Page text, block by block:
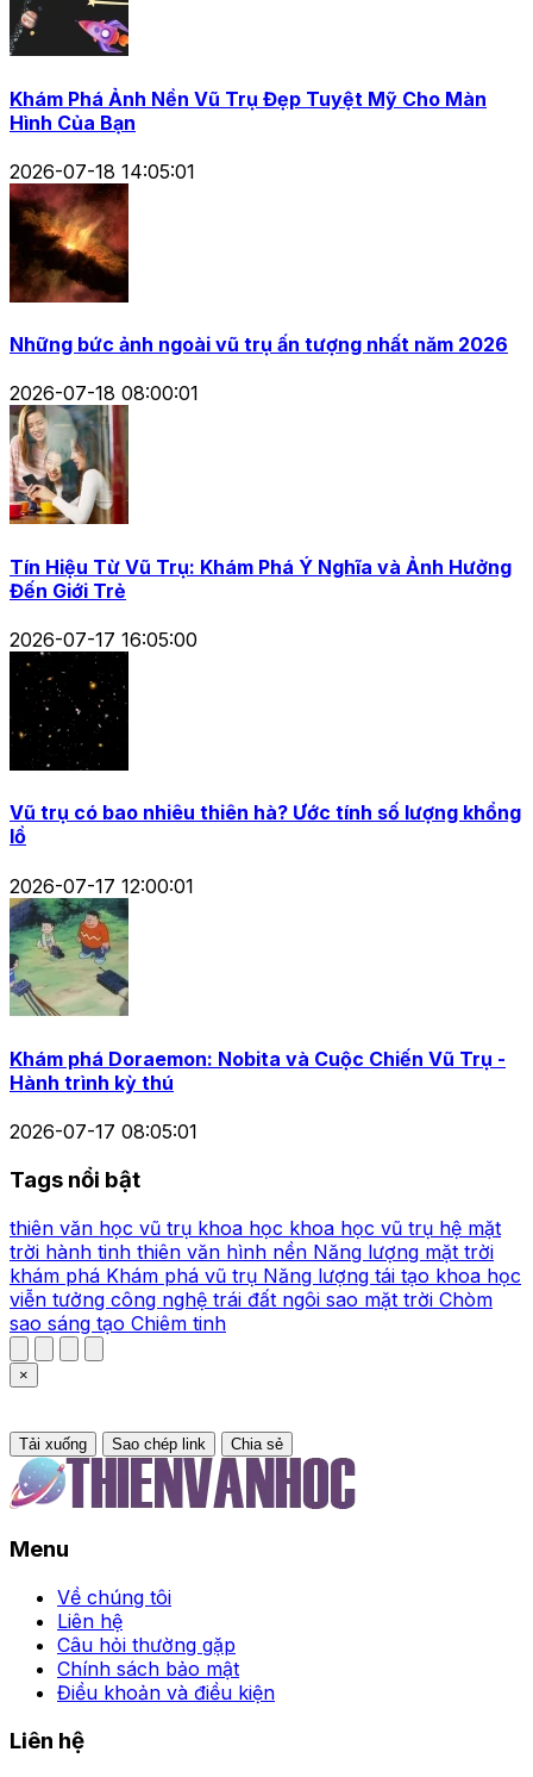
Khám Phá Ảnh Nền Vũ Trụ Đẹp Tuyệt Mỹ Cho Màn
Hình Của Bạn
2026-07-18 14:05:01
Những bức ảnh ngoài vũ trụ ấn tượng nhất năm 2026
2026-07-18 08:00:01
Tín Hiệu Từ Vũ Trụ: Khám Phá Ý Nghĩa và Ảnh Hưởng
Đến Giới Trẻ
2026-07-17 16:05:00
Vũ trụ có bao nhiêu thiên hà? Ước tính số lượng khổng
lồ
2026-07-17 12:00:01
Khám phá Doraemon: Nobita và Cuộc Chiến Vũ Trụ -
Hành trình kỳ thú
2026-07-17 08:05:01
Tags nổi bật
thiên văn học vũ trụ khoa học khoa học vũ trụ hệ mặt
trời hành tinh thiên văn hình nền Năng lượng mặt trời
khám phá Khám phá vũ trụ Năng lượng tái tạo khoa học
viễn tưởng công nghệ trái đất ngôi sao mặt trời Chòm
sao sáng tạo Chiêm tinh
×
Tải xuống Sao chép link Chia sẻ
Menu
Về chúng tôi
Liên hệ
Câu hỏi thường gặp
Chính sách bảo mật
Điều khoản và điều kiện
Liên hệ